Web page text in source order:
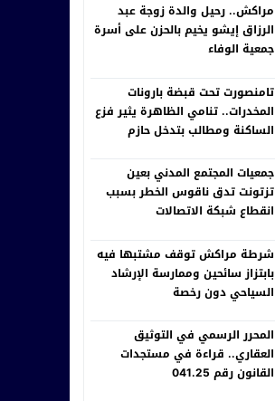
مراكش.. رحيل والدة زوجة عبد
الرزاق إيشو يخيم بالحزن على أسرة
جمعية الوفاء
تامنصورت تحت قبضة بارونات
المخدرات.. تنامي الظاهرة يثير فزع
الساكنة ومطالب بتدخل حازم
جمعيات المجتمع المدني بعين
تزتونت تدق ناقوس الخطر بسبب
انقطاع شبكة الاتصالات
شرطة مراكش توقف مشتبها فيه
بابتزاز سائحين وممارسة الإرشاد
السياحي دون رخصة
المحرر الرسمي في التوثيق
العقاري.. قراءة في مستجدات
القانون رقم 041.25